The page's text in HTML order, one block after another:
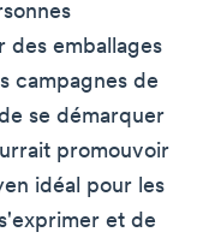
des emballages
campagnes de
se démarquer
promouvoir
idéal pour les
et de